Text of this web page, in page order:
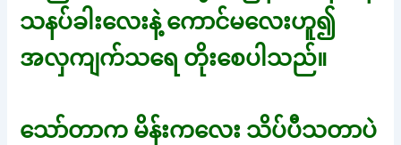
သနပ်ခါးလေးနဲ့ ကောင်မလေးဟူ၍
အလှကျက်သရေ တိုးစေပါသည်။
သော်တာက မိန်းကလေး သိပ်ပီသတာပဲ